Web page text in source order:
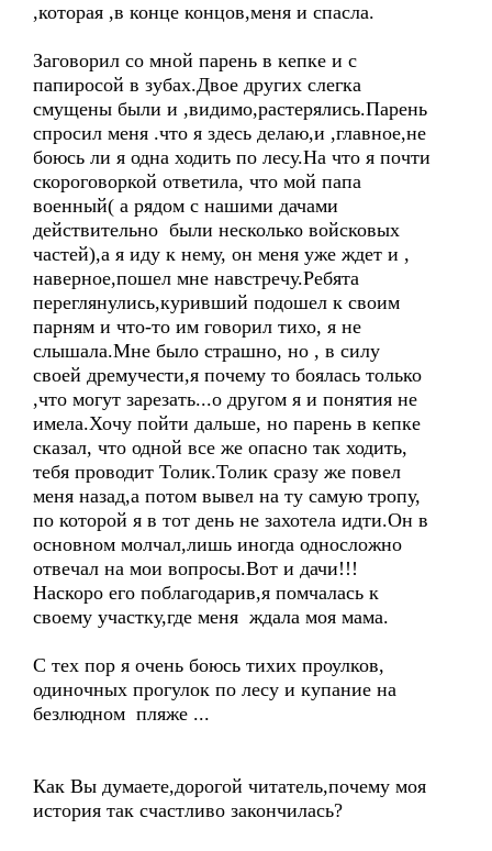
,которая ,в конце концов,меня и спасла.
Заговорил со мной парень в кепке и с
папиросой в зубах.Двое других слегка
смущены были и ,видимо,растерялись.Парень
спросил меня .что я здесь делаю,и ,главное,не
боюсь ли я одна ходить по лесу.На что я почти
скороговоркой ответила, что мой папа
военный( а рядом с нашими дачами
действительно были несколько войсковых
частей),а я иду к нему, он меня уже ждет и ,
наверное,пошел мне навстречу.Ребята
переглянулись,куривший подошел к своим
парням и что-то им говорил тихо, я не
слышала.Мне было страшно, но , в силу
своей дремучести,я почему то боялась только
,что могут зарезать...о другом я и понятия не
имела.Хочу пойти дальше, но парень в кепке
сказал, что одной все же опасно так ходить,
тебя проводит Толик.Толик сразу же повел
меня назад,а потом вывел на ту самую тропу,
по которой я в тот день не захотела идти.Он в
основном молчал,лишь иногда односложно
отвечал на мои вопросы.Вот и дачи!!!
Наскоро его поблагодарив,я помчалась к
своему участку,где меня ждала моя мама.
C тех пор я очень боюсь тихих проулков,
одиночных прогулок по лесу и купание на
безлюдном пляже ...
Как Вы думаете,дорогой читатель,почему моя
история так счастливо закончилась?